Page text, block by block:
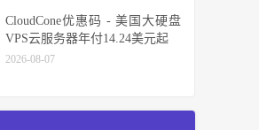
CloudCone优惠码 - 美国大硬盘
VPS云服务器年付14.24美元起
2026-08-07